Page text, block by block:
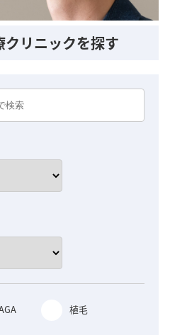
リニックを探す
植毛